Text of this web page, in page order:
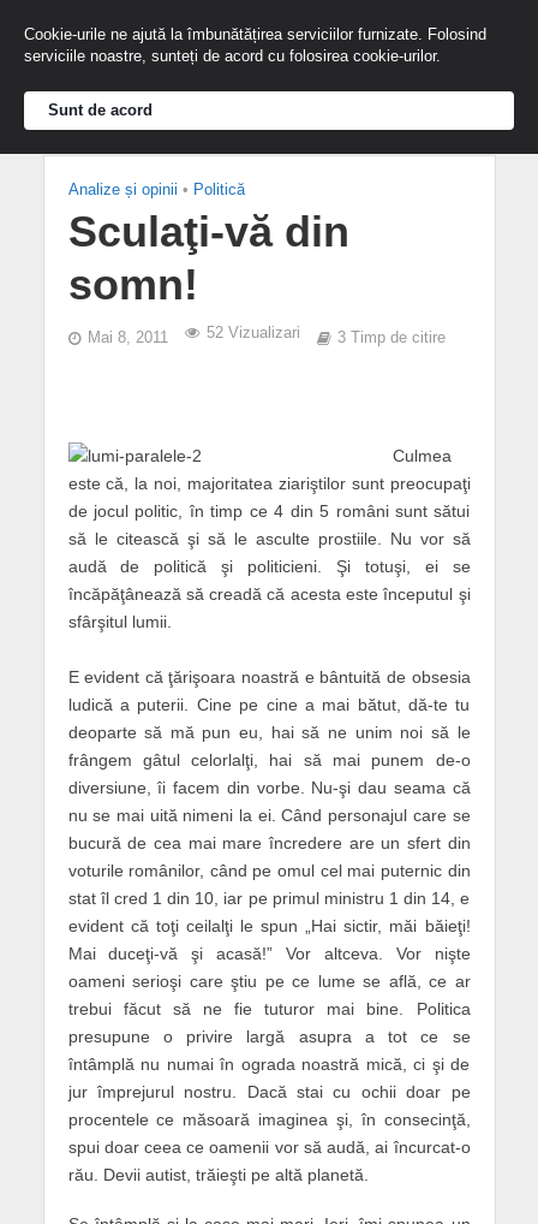
Analize și opinii • Politică
Sculaţi-vă din
somn!
Mai 8, 2011 52 Vizualizari 3 Timp de citire
Culmea
este că, la noi, majoritatea ziariştilor sunt preocupaţi
de jocul politic, în timp ce 4 din 5 români sunt sătui
să le citească şi să le asculte prostiile. Nu vor să
audă de politică şi politicieni. Şi totuşi, ei se
încăpăţânează să creadă că acesta este începutul şi
sfârşitul lumii.
E evident că ţărişoara noastră e bântuită de obsesia
ludică a puterii. Cine pe cine a mai bătut, dă-te tu
deoparte să mă pun eu, hai să ne unim noi să le
frângem gâtul celorlalţi, hai să mai punem de-o
diversiune, îi facem din vorbe. Nu-şi dau seama că
nu se mai uită nimeni la ei. Când personajul care se
bucură de cea mai mare încredere are un sfert din
voturile românilor, când pe omul cel mai puternic din
stat îl cred 1 din 10, iar pe primul ministru 1 din 14, e
evident că toţi ceilalţi le spun „Hai sictir, măi băieţi!
Mai duceţi-vă şi acasă!” Vor altceva. Vor nişte
oameni serioşi care ştiu pe ce lume se află, ce ar
trebui făcut să ne fie tuturor mai bine. Politica
presupune o privire largă asupra a tot ce se
întâmplă nu numai în ograda noastră mică, ci şi de
jur împrejurul nostru. Dacă stai cu ochii doar pe
procentele ce măsoară imaginea şi, în consecinţă,
spui doar ceea ce oamenii vor să audă, ai încurcat-o
rău. Devii autist, trăieşti pe altă planetă.
Cookie-urile ne ajută la îmbunătățirea serviciilor furnizate. Folosind
serviciile noastre, sunteți de acord cu folosirea cookie-urilor.
Sunt de acord